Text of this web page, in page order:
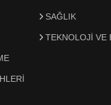
SAĞLIK
TEKNOLOJİ VE